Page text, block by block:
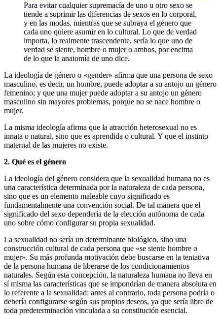
Para evitar cualquier supremacía de uno u otro sexo se
tiende a suprimir las diferencias de sexos en lo corporal,
y en las modas, mientras que se subraya el género que
cada uno quiere asumir en lo cultural. Lo que de verdad
importa, lo realmente trascendente, sería lo que uno de
verdad se siente, hombre o mujer o ambos, por encima
de lo que la anatomía de uno dice.
La ideología de género o «gender» afirma que una persona de sexo
masculino, es decir, un hombre, puede adoptar a su antojo un género
femenino; y que una mujer puede adoptar a su antojo un género
masculino sin mayores problemas, porque no se nace hombre o
mujer.
La misma ideología afirma que la atracción heterosexual no es
innata o natural, sino que es aprendida o cultural. Y que el instinto
maternal de las mujeres no existe.
2. Qué es el género
La ideología del género considera que la sexualidad humana no es
una característica determinada por la naturaleza de cada persona,
sino que es un elemento maleable cuyo significado es
fundamentalmente una convención social. De tal manera que el
significado del sexo dependería de la elección autónoma de cada
uno sobre cómo configurar su propia sexualidad.
La sexualidad no sería un determinante biológico, sino una
construcción cultural de cada persona que «se siente hombre o
mujer». Su más profunda motivación debe buscarse en la tentativa
de la persona humana de liberarse de los condicionamientos
naturales. Según esta concepción, la naturaleza humana no lleva en
sí misma las características que se impondrían de manera absoluta en
lo referente a la sexualidad: antes al contrario, toda persona podría o
debería configurarse según sus propios deseos, ya que sería libre de
toda predeterminación vinculada a su constitución esencial.